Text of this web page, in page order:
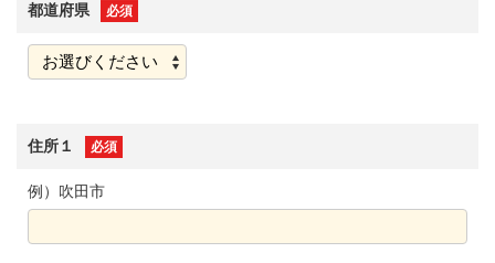
都道府県 必須
住所１ 必須
例）吹田市